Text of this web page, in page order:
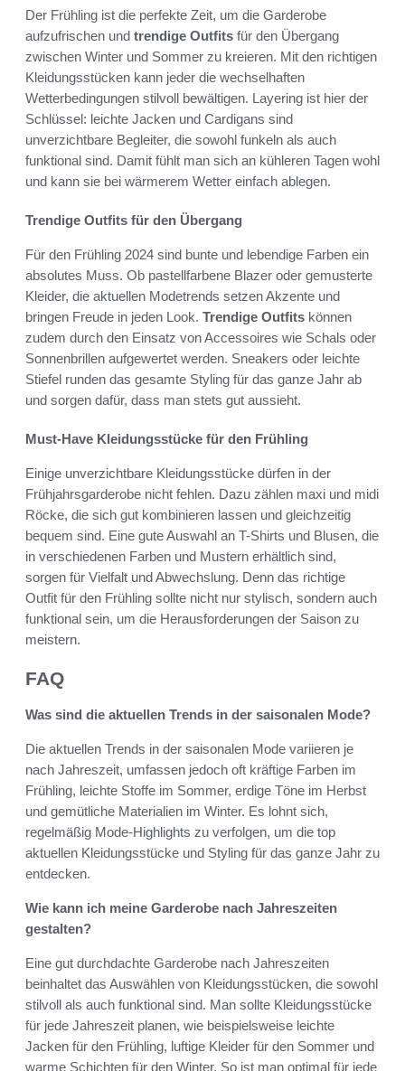
Der Frühling ist die perfekte Zeit, um die Garderobe
aufzufrischen und trendige Outfits für den Übergang
zwischen Winter und Sommer zu kreieren. Mit den richtigen
Kleidungsstücken kann jeder die wechselhaften
Wetterbedingungen stilvoll bewältigen. Layering ist hier der
Schlüssel: leichte Jacken und Cardigans sind
unverzichtbare Begleiter, die sowohl funkeln als auch
funktional sind. Damit fühlt man sich an kühleren Tagen wohl
und kann sie bei wärmerem Wetter einfach ablegen.
Trendige Outfits für den Übergang
Für den Frühling 2024 sind bunte und lebendige Farben ein
absolutes Muss. Ob pastellfarbene Blazer oder gemusterte
Kleider, die aktuellen Modetrends setzen Akzente und
bringen Freude in jeden Look. Trendige Outfits können
zudem durch den Einsatz von Accessoires wie Schals oder
Sonnenbrillen aufgewertet werden. Sneakers oder leichte
Stiefel runden das gesamte Styling für das ganze Jahr ab
und sorgen dafür, dass man stets gut aussieht.
Must-Have Kleidungsstücke für den Frühling
Einige unverzichtbare Kleidungsstücke dürfen in der
Frühjahrsgarderobe nicht fehlen. Dazu zählen maxi und midi
Röcke, die sich gut kombinieren lassen und gleichzeitig
bequem sind. Eine gute Auswahl an T-Shirts und Blusen, die
in verschiedenen Farben und Mustern erhältlich sind,
sorgen für Vielfalt und Abwechslung. Denn das richtige
Outfit für den Frühling sollte nicht nur stylisch, sondern auch
funktional sein, um die Herausforderungen der Saison zu
meistern.
FAQ
Was sind die aktuellen Trends in der saisonalen Mode?
Die aktuellen Trends in der saisonalen Mode variieren je
nach Jahreszeit, umfassen jedoch oft kräftige Farben im
Frühling, leichte Stoffe im Sommer, erdige Töne im Herbst
und gemütliche Materialien im Winter. Es lohnt sich,
regelmäßig Mode-Highlights zu verfolgen, um die top
aktuellen Kleidungsstücke und Styling für das ganze Jahr zu
entdecken.
Wie kann ich meine Garderobe nach Jahreszeiten
gestalten?
Eine gut durchdachte Garderobe nach Jahreszeiten
beinhaltet das Auswählen von Kleidungsstücken, die sowohl
stilvoll als auch funktional sind. Man sollte Kleidungsstücke
für jede Jahreszeit planen, wie beispielsweise leichte
Jacken für den Frühling, luftige Kleider für den Sommer und
warme Schichten für den Winter. So ist man optimal für jede